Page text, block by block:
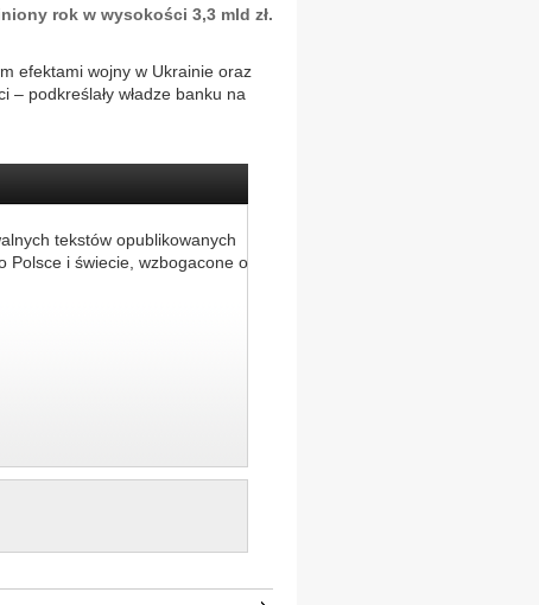
rok w wysokości 3,3 mld zł.
efektami wojny w Ukrainie oraz
– podkreślały władze banku na
tekstów opublikowanych
Polsce i świecie, wzbogacone o